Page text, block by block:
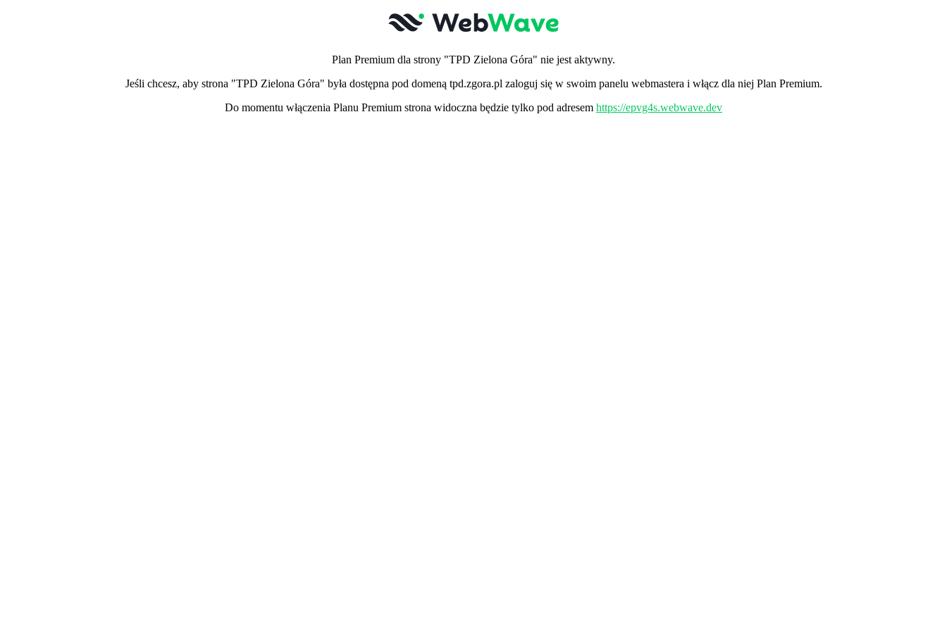
Plan Premium dla strony "TPD Zielona Góra" nie jest aktywny.
Jeśli chcesz, aby strona "TPD Zielona Góra" była dostępna pod domeną tpd.zgora.pl zaloguj się w swoim panelu webmastera i włącz dla niej Plan Premium.
Do momentu włączenia Planu Premium strona widoczna będzie tylko pod adresem https://epvg4s.webwave.dev